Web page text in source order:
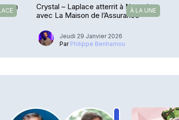
non
À LA UNE
Crystal – Laplace atterrit à Nouméa
avec La Maison de l’Assurance
Jeudi 29 Janvier 2026
Par Philippe Benhamou